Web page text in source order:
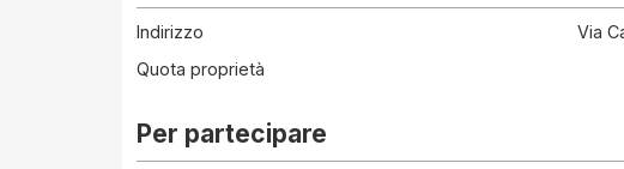
Indirizzo
Via
Quota proprietà
Per partecipare